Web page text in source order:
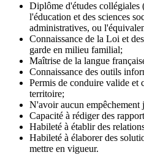
Diplôme d'études collégiales
l'éducation et des sciences
administratives, ou
Connaissance de la Loi et
garde en milieu familial;
Maîtrise de la langue
Connaissance des outils
Permis de conduire valide et
territoire;
N'avoir aucun
Capacité à rédiger des
Habileté à établir des
Habileté à élaborer des
mettre en vigueur.